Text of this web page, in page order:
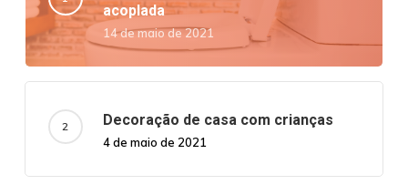
acoplada
14 de maio de 2021
Decoração de casa com crianças
4 de maio de 2021